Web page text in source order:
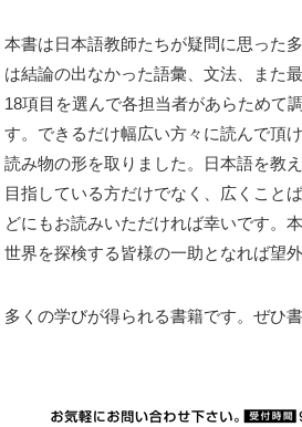
本書は日本語教師たちが疑問に思った
は結論の出なかった語彙、文法、また
18項目を選んで各担当者があらためて
す。できるだけ幅広い方々に読んで頂
読み物の形を取りました。日本語を教
目指している方だけでなく、広くこと
どにもお読みいただければ幸いです。
世界を探検する皆様の一助となれば望
多くの学びが得られる書籍です。ぜひ